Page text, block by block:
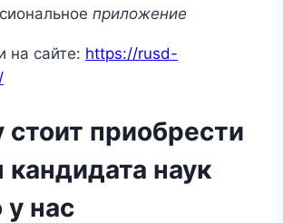
приложение
на сайте: https://rusd-
приобрести
наук
нас